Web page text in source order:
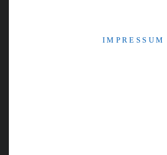
I M P R E S S U M